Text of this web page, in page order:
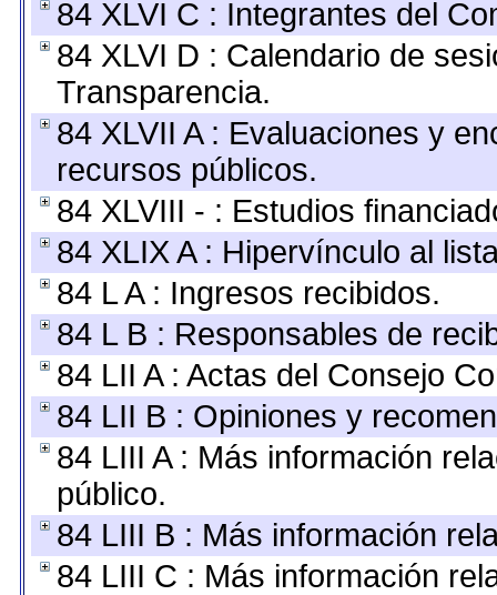
84 XLVI C : Integrantes del
84 XLVI D : Calendario de
Transparencia.
84 XLVII A : Evaluaciones y
recursos públicos.
84 XLVIII - : Estudios
84 XLIX A : Hipervínculo al
84 L A : Ingresos recibidos.
84 L B : Responsables de
84 LII A : Actas del Consejo
84 LII B : Opiniones y
84 LIII A : Más información
público.
84 LIII B : Más información
84 LIII C : Más información